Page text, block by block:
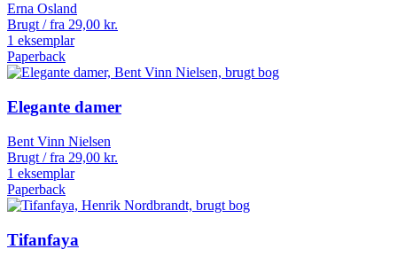
Erna Osland
Brugt / fra 29,00 kr.
1 eksemplar
Paperback
Elegante damer
Bent Vinn Nielsen
Brugt / fra 29,00 kr.
1 eksemplar
Paperback
Tifanfaya